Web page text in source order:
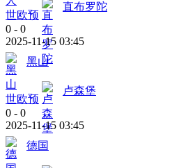
世欧预
直布罗陀
0 - 0
2025-11-15 03:45
黑山
世欧预
卢森堡
0 - 0
2025-11-15 03:45
德国